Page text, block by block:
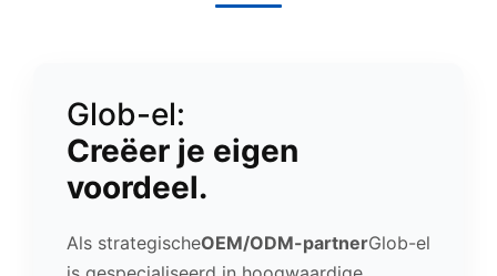
Glob-el:
Creëer je eigen
voordeel.
Als strategischeOEM/ODM-partnerGlob-el